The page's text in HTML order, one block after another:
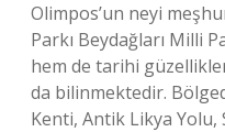
Olimpos’un neyi
Parkı Beydağları Milli
hem de tarihi
da bilinmektedir.
Kenti, Antik Likya Yolu,